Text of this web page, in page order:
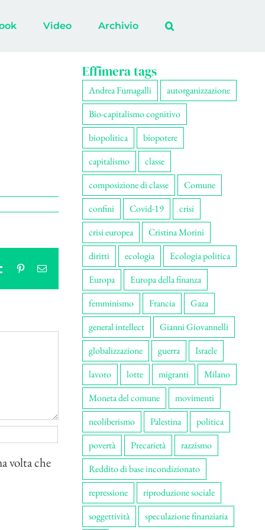
Video Archivio
TumblrPinterestEmail
volta che
Effimera tags
Andrea Fumagalli
autorganizzazione
Bio-capitalismo cognitivo
biopolitica
biopotere
capitalismo
classe
composizione di classe
Comune
confini
Covid-19
crisi
crisi europea
Cristina Morini
diritti
ecologia
Ecologia politica
Europa
Europa della finanza
femminismo
Francia
Gaza
general intellect
Gianni Giovannelli
globalizzazione
guerra
Israele
lavoro
lotte migranti
Milano
Moneta del comune
movimenti
neoliberismo
Palestina
politica
povertà
Precarietà
razzismo
Reddito di base incondizionato
repressione
riproduzione sociale
soggettività
speculazione finanziaria